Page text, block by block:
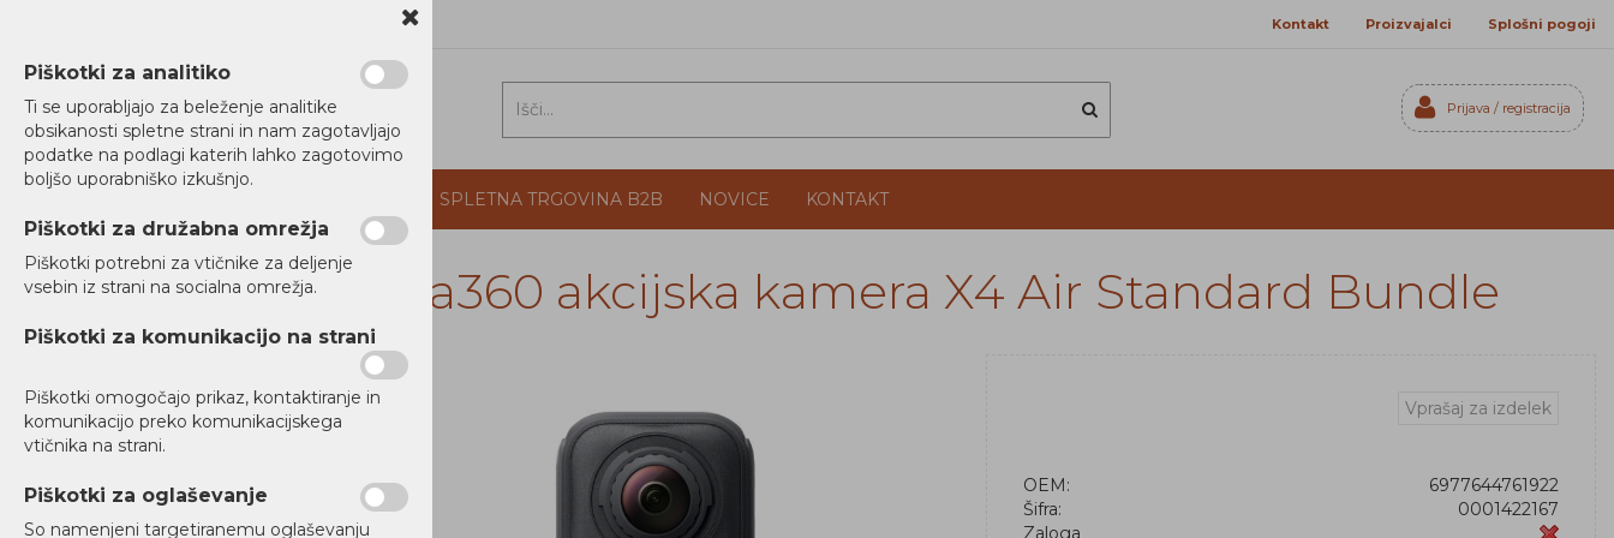
Kontakt Proizvajalci Splošni pogoji
Registriraj se
Prijava / registracija
SPLETNA TRGOVINA B2B NOVICE KONTAKT
RAČUNALNIKI
TISKALNIKI
MREŽNA OPREMA
NAPAJANJE
AUDIO / VIDEO
Insta360 akcijska kamera X4 Air Standard Bundle
Ni zaloge Vprašaj za izdelek
OEM:
6977644761922
Šifra:
0001422167
Zaloga
Piškotki za analitiko
Ti se uporabljajo za beleženje analitike
obsikanosti spletne strani in nam zagotavljajo
podatke na podlagi katerih lahko zagotovimo
boljšo uporabniško izkušnjo.
Piškotki za družabna omrežja
Piškotki potrebni za vtičnike za deljenje
vsebin iz strani na socialna omrežja.
Piškotki za komunikacijo na strani
Piškotki omogočajo prikaz, kontaktiranje in
komunikacijo preko komunikacijskega
vtičnika na strani.
Piškotki za oglaševanje
So namenjeni targetiranemu oglaševanju